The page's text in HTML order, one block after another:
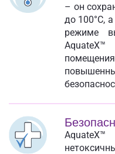
– он
до 100°С,
режиме